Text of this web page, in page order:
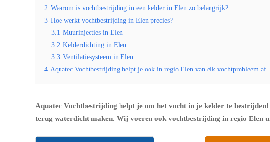
2 Waarom is vochtbestrijding in een kelder in Elen zo belangrijk?
3 Hoe werkt vochtbestrijding in Elen precies?
3.1 Muurinjecties in Elen
3.2 Kelderdichting in Elen
3.3 Ventilatiesysteem in Elen
4 Aquatec Vochtbestrijding helpt je ook in regio Elen van elk vochtprobleem af
Aquatec Vochtbestrijding helpt je om het vocht in je kelder te
terug waterdicht maken. Wij voeren ook vochtbestrijding in regio Elen